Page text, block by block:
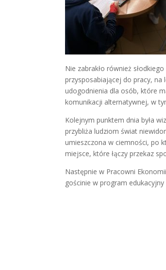
Nie zabrakło również
przysposabiającej do pracy,
udogodnienia dla osób, które
komunikacji alternatywnej, w
Kolejnym punktem dnia była
przybliża ludziom świat
umieszczona w ciemności, po
miejsce, które łączy przekaz
Następnie w Pracowni
gościnie w program